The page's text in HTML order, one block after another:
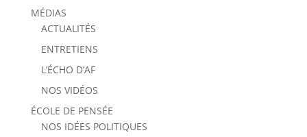
MÉDIAS
ACTUALITÉS
ENTRETIENS
L’ÉCHO D’AF
NOS VIDÉOS
ÉCOLE DE PENSÉE
NOS IDÉES POLITIQUES